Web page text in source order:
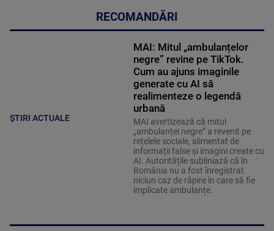
RECOMANDĂRI
ȘTIRI ACTUALE
MAI: Mitul „ambulanțelor
negre” revine pe TikTok.
Cum au ajuns imaginile
generate cu AI să
realimenteze o legendă
urbană
MAI avertizează că mitul
„ambulanței negre” a revenit pe
rețelele sociale, alimentat de
informații false și imagini create cu
AI. Autoritățile subliniază că în
România nu a fost înregistrat
niciun caz de răpire în care să fie
implicate ambulanțe.